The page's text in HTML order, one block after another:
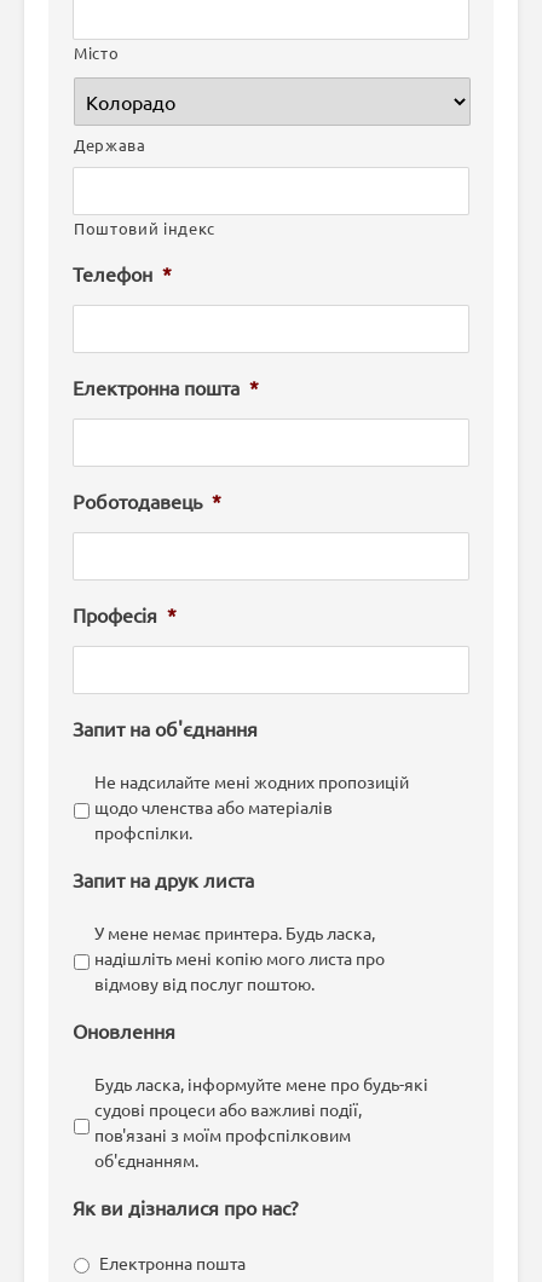
Місто
Держава
Поштовий індекс
Телефон *
Електронна пошта *
Роботодавець *
Професія *
Запит на об'єднання
Не надсилайте мені жодних пропозицій
щодо членства або матеріалів
профспілки.
Запит на друк листа
У мене немає принтера. Будь ласка,
надішліть мені копію мого листа про
відмову від послуг поштою.
Оновлення
Будь ласка, інформуйте мене про будь-які
судові процеси або важливі події,
пов'язані з моїм профспілковим
об'єднанням.
Як ви дізналися про нас?
Електронна пошта